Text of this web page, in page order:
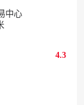
中心
4.3